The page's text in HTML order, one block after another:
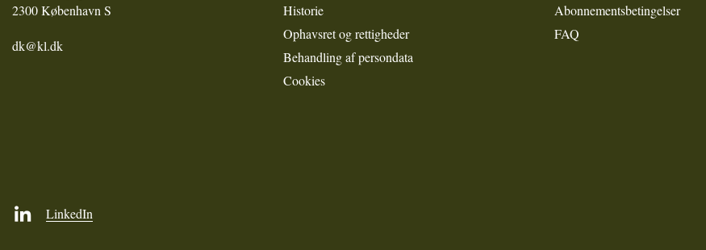
2300 København S
dk@kl.dk
Historie
Ophavsret og rettigheder
Behandling af persondata
Cookies
Abonnementsbetingelser
FAQ
LinkedIn